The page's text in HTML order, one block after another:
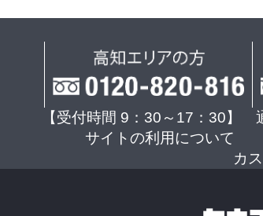
【受付時間 9：30～17：30】
サイトの利用について
カ